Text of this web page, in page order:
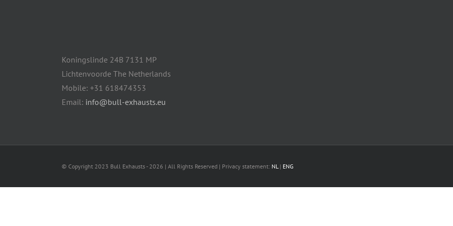
Koningslinde 24B 7131 MP
Lichtenvoorde The Netherlands
Mobile: +31 618474353
Email: info@bull-exhausts.eu
© Copyright 2023 Bull Exhausts - 2026 | All Rights Reserved | Privacy statement: NL| ENG